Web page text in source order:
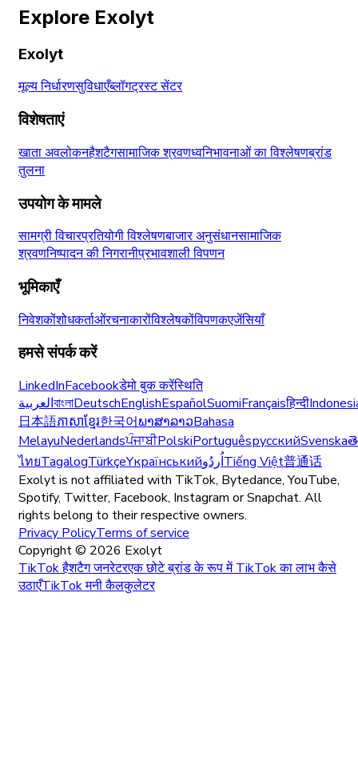
Explore Exolyt
Exolyt
मूल्य निर्धारणसुविधाएँब्लॉगट्रस्ट सेंटर
विशेषताएं
खाता अवलोकनहैशटैगसामाजिक श्रवणध्वनिभावनाओं का विश्लेषणब्रांड
तुलना
उपयोग के मामले
सामग्री विचारप्रतियोगी विश्लेषणबाजार अनुसंधानसामाजिक
श्रवणनिष्पादन की निगरानीप्रभावशाली विपणन
भूमिकाएँ
निवेशकोंशोधकर्ताओंरचनाकारोंविश्लेषकोंविपणकएजेंसियाँ
हमसे संपर्क करें
LinkedInFacebookडेमो बुक करेंस्थिति
العربيةবাংলাDeutschEnglishEspañolSuomiFrançaisहिन्दी
日本語ភាសាខ្មែរ한국어ພາສາລາວBahasa
MelayuNederlandsਪੰਜਾਬੀPolskiPortuguêsрусскийSvenska
ไทยTagalogTürkçeYкраїнськийاُردُوTiếng Việt普通话
Exolyt is not affiliated with TikTok, Bytedance, YouTube,
Spotify, Twitter, Facebook, Instagram or Snapchat. All
rights belong to their respective owners.
Privacy PolicyTerms of service
Copyright © 2026 Exolyt
TikTok हैशटैग जनरेटरएक छोटे ब्रांड के रूप में TikTok का लाभ कैसे
उठाएँTikTok मनी कैलकुलेटर